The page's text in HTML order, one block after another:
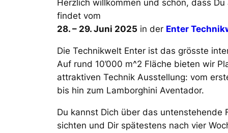
Herzlich willkommen und schön, dass
findet vom
28. – 29. Juni 2025 in der Enter
Die Technikwelt Enter ist das grösste
Auf rund 10’000 m^2 Fläche bieten wir
attraktiven Technik Ausstellung: vom
bis hin zum Lamborghini Aventador.
Du kannst Dich über das untenstehende
sichten und Dir spätestens nach vier